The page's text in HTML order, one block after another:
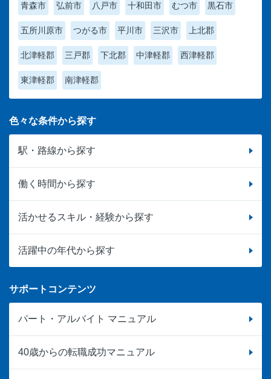
青森市 弘前市 八戸市 十和田市 むつ市 黒石市
五所川原市 つがる市 平川市 三沢市 上北郡
北津軽郡 三戸郡 下北郡 中津軽郡 西津軽郡
東津軽郡 南津軽郡
色々な条件から探す
駅・路線から探す
働く時間から探す
活かせるスキル・経験から探す
活躍中の年代から探す
サポートコンテンツ
パート・アルバイト マニュアル
40歳からの転職成功マニュアル